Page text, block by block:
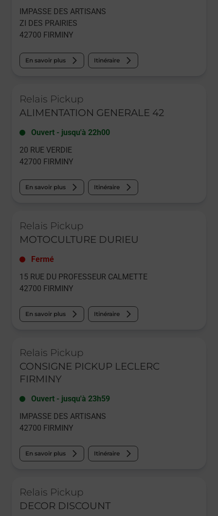
IMPASSE DES ARTISANS
ZI DES PRAIRIES
42700 FIRMINY
En savoir plus Itinéraire
Relais Pickup
ALIMENTATION GENERALE 42
Ouvert - jusqu'à 22h00
20 RUE VERDIE
42700 FIRMINY
En savoir plus Itinéraire
Relais Pickup
MOTOCULTURE DURIEU
Fermé
15 RUE DU PROFESSEUR CALMETTE
42700 FIRMINY
En savoir plus Itinéraire
Relais Pickup
CONSIGNE PICKUP LECLERC
FIRMINY
Ouvert - jusqu'à 23h59
IMPASSE DES ARTISANS
42700 FIRMINY
En savoir plus Itinéraire
Relais Pickup
DECOR DISCOUNT